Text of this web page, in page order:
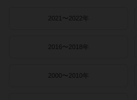
2021〜2022年
2016〜2018年
2000〜2010年